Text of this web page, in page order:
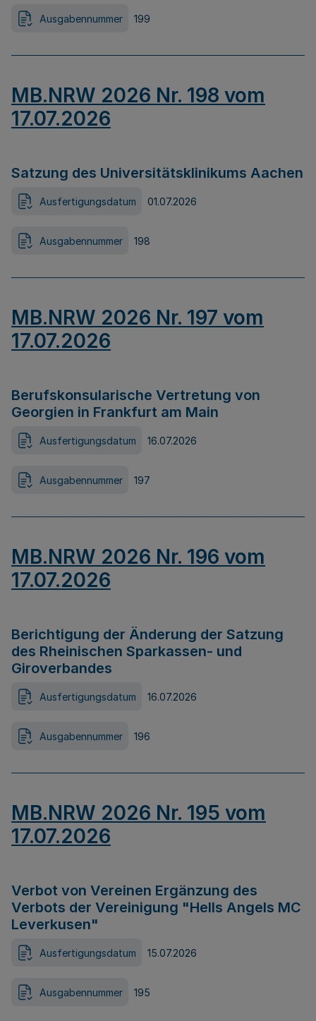
Ausgabennummer 199
MB.NRW 2026 Nr. 198 vom
17.07.2026
Satzung des Universitätsklinikums Aachen
Ausfertigungsdatum 01.07.2026
Ausgabennummer 198
MB.NRW 2026 Nr. 197 vom
17.07.2026
Berufskonsularische Vertretung von
Georgien in Frankfurt am Main
Ausfertigungsdatum 16.07.2026
Ausgabennummer 197
MB.NRW 2026 Nr. 196 vom
17.07.2026
Berichtigung der Änderung der Satzung
des Rheinischen Sparkassen- und
Giroverbandes
Ausfertigungsdatum 16.07.2026
Ausgabennummer 196
MB.NRW 2026 Nr. 195 vom
17.07.2026
Verbot von Vereinen Ergänzung des
Verbots der Vereinigung "Hells Angels MC
Leverkusen"
Ausfertigungsdatum 15.07.2026
Ausgabennummer 195